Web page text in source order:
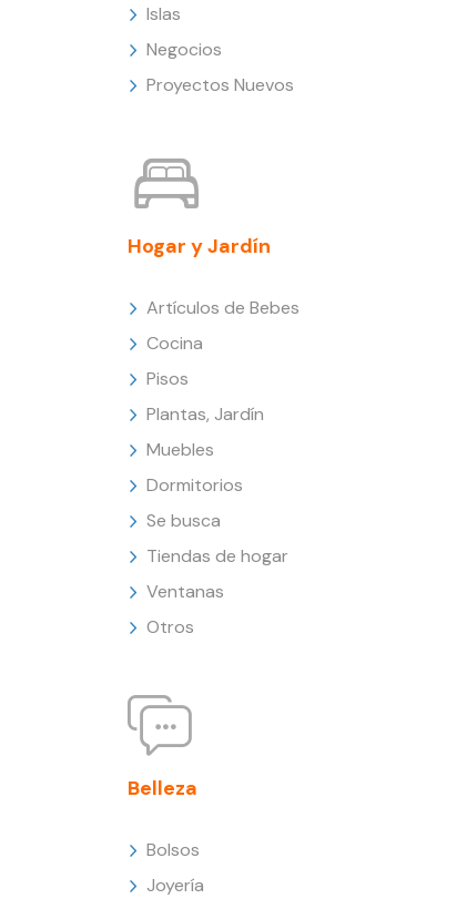
Islas
Negocios
Proyectos Nuevos
Hogar y Jardín
Artículos de Bebes
Cocina
Pisos
Plantas, Jardín
Muebles
Dormitorios
Se busca
Tiendas de hogar
Ventanas
Otros
Belleza
Bolsos
Joyería